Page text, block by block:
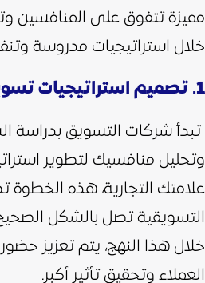
مميزة تتفوق على
خلال استراتيجيات مدروسة
1. تصميم استراتيجيات تسويقية مخصصة
تبدأ شركات التسويق بدراسة
وتحليل منافسيك لتطوير
علامتك التجارية، هذه الخطوة
التسويقية تصل بالشكل
خلال هذا النهج، يتم تعزيز
العملاء وتحقيق تأثير أكبر.